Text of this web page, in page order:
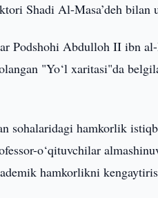
Shadi Al-Masa’deh bilan
Podshohi Abdulloh II ibn
"Yo‘l xaritasi"da
sohalaridagi hamkorlik
o‘qituvchilar
hamkorlikni